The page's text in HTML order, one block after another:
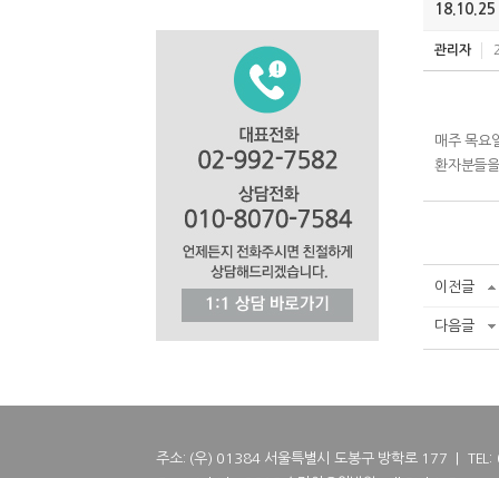
18.10.25
관리자
매주 목요
환자분들
이전글
다음글
주소: (우) 01384 서울특별시 도봉구 방학로 177 |